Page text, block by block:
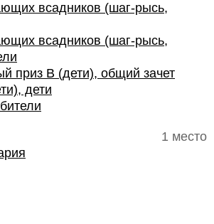
всадников (шаг-рысь,
всадников (шаг-рысь,
приз В (дети), общий зачет
дети
1 место